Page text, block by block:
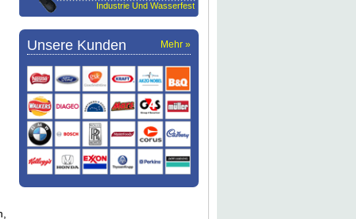
Industrie Und Wasserfest
Mehr »
Unsere Kunden